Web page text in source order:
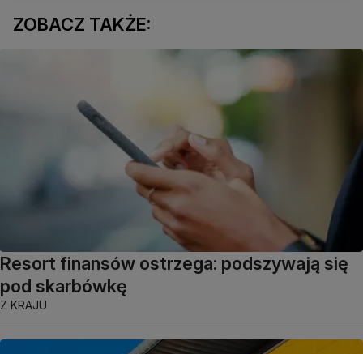
ZOBACZ TAKŻE:
Resort finansów ostrzega: podszywają się
pod skarbówkę
Z KRAJU